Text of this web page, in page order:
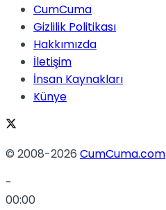
CumCuma
Gizlilik Politikası
Hakkımızda
İletişim
İnsan Kaynakları
Künye
© 2008-2026 CumCuma.com
-
00:00